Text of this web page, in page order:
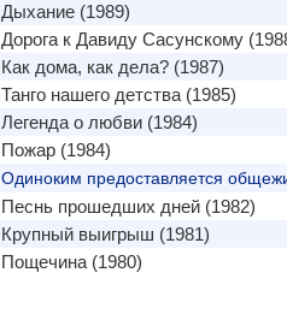
Дыхание (1989)
Дорога к Давиду Сасунскому
Как дома, как дела? (1987)
Танго нашего детства (1985)
Легенда о любви (1984)
Пожар (1984)
Одиноким предоставляется
Песнь прошедших дней (1982)
Крупный выигрыш (1981)
Пощечина (1980)